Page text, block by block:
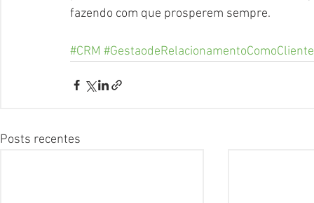
fazendo com que prosperem sempre.
#CRM #GestaodeRelacionamentoComoCliente
Posts recentes